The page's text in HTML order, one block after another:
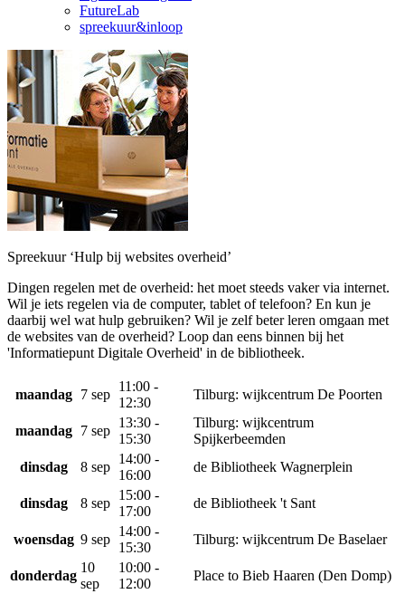
FutureLab
spreekuur&inloop
Spreekuur ‘Hulp bij websites overheid’
Dingen regelen met de overheid: het moet steeds vaker via internet.
Wil je iets regelen via de computer, tablet of telefoon? En kun je
daarbij wel wat hulp gebruiken? Wil je zelf beter leren omgaan met
de websites van de overheid? Loop dan eens binnen bij het
'Informatiepunt Digitale Overheid' in de bibliotheek.
maandag 7 sep
11:00 -
12:30
Tilburg: wijkcentrum De Poorten
maandag 7 sep
13:30 -
15:30
Tilburg: wijkcentrum
Spijkerbeemden
dinsdag
8 sep
14:00 -
16:00
de Bibliotheek Wagnerplein
dinsdag 8 sep
15:00 -
17:00
de Bibliotheek 't Sant
woensdag 9 sep
14:00 -
15:30
Tilburg: wijkcentrum De Baselaer
donderdag
10
sep
10:00 -
12:00
Place to Bieb Haaren (Den Domp)